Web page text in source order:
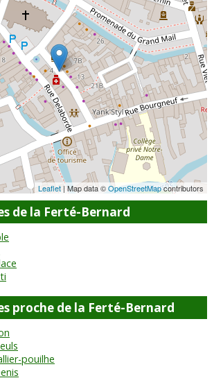
Leaflet | Map data ©OpenStreetMapcontributors
de la Ferté-Bernard
proche de la Ferté-Bernard
pouilhe